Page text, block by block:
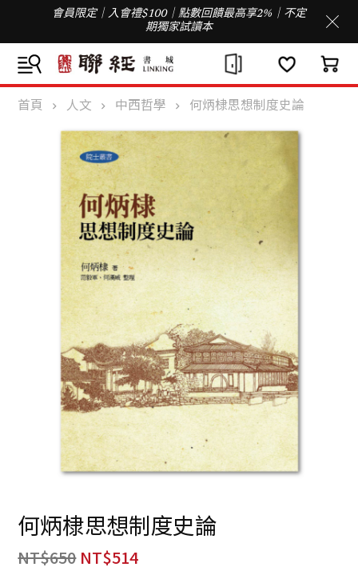
會員限定｜入會禮$100｜點數回饋最高享2%｜不定
期獨家試讀本
首頁 人文 中西哲學 何炳棣思想制度史論
何炳棣思想制度史論
NT$650 NT$514